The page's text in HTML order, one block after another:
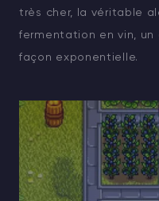
très cher, la véritable
fermentation en vin,
façon exponentielle.